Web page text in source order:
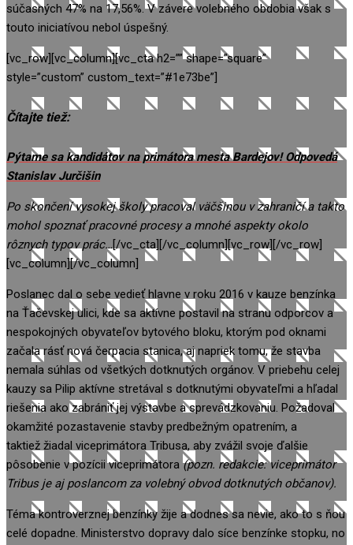
súčasných 47% na 17,56%. V závere volebného obdobia však s
touto iniciatívou nebol úspešný.
[vc_row][vc_column][vc_cta h2=”” shape=”square”
style=”custom” custom_text=”#1e73be”]
Čítajte tiež:
Pýtame sa kandidátov na primátora mesta Bardejov! Odpovedá
Stanislav Jurčišin
Po skončení vysokej školy pracoval väčšinou v zahraničí a takto
mohol spoznať pracovné procesy a mnohé aspekty okolo
rôznych typov prác…[/vc_cta][/vc_column][vc_row][/vc_row]
[vc_column][/vc_column]
Poslanec dal o sebe vedieť hlavne v roku 2016 v kauze benzínka
na Ťačevskej ulici, kde sa aktívne postavil na stranu odporcov a
nespokojných obyvateľov bytového bloku, ktorým pod oknami
začala rásť nová čerpacia stanica, aj napriek tomu, že stavba
nemala súhlas od všetkých dotknutých orgánov. V priebehu celej
kauzy sa Pilip aktívne stretával s dotknutými obyvateľmi a hľadal
riešenia ako zabrániť jej výstavbe a sprevádzkovaniu. Požadoval
okamžité pozastavenie stavby predbežným opatrením, a
taktiež žiadal viceprimátora Tribusa, aby zvážil svoje ďalšie
pôsobenie v pozícii viceprimátora (pozn. redakcie: viceprimátor
Tribus je aj poslancom za volebný obvod dotknutých občanov).
Téma kontroverznej benzínky žije a dodnes sa nevie, ako to s ňou
celé dopadne. Ministerstvo dopravy dalo síce benzínke stopku, no